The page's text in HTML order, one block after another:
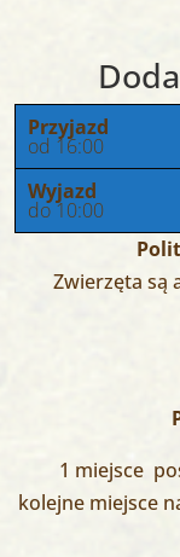
Przyjazd
od 16:00
Wyjazd
do 10:00
Zwierzęta są
1 miejsce
kolejne miejsce